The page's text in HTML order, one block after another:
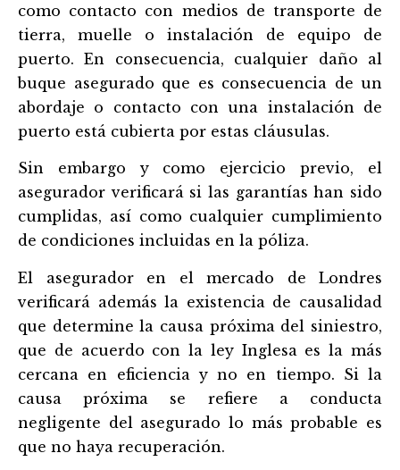
como contacto con medios de transporte de
tierra, muelle o instalación de equipo de
puerto. En consecuencia, cualquier daño al
buque asegurado que es consecuencia de un
abordaje o contacto con una instalación de
puerto está cubierta por estas cláusulas.
Sin embargo y como ejercicio previo, el
asegurador verificará si las garantías han sido
cumplidas, asícomo cualquier cumplimiento
de condiciones incluidas en la póliza.
El asegurador en el mercado de Londres
verificará además la existencia de causalidad
que determine la causa próxima del siniestro,
que de acuerdo con la ley Inglesa es la más
cercana en eficiencia y no en tiempo. Si la
causa próxima se refiere a conducta
negligente del asegurado lo más probable es
que no haya recuperación.